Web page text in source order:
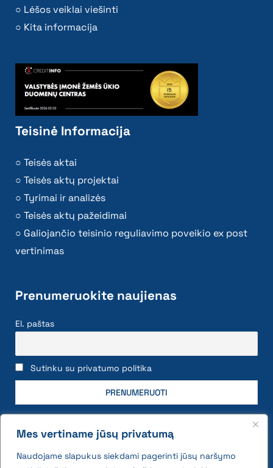
Mes vertiname jūsų privatumą
Naudojame slapukus siekdami pagerinti jūsų naršymo
Lėšos veiklai viešinti
Kita informacija
Teisinė Informacija
Teisės aktai
Teisės aktų projektai
Tyrimai ir analizės
Teisės aktų pažeidimai
Galiojančio teisinio reguliavimo poveikio ex post
vertinimas
Prenumeruokite naujienas
El. paštas
Sutinku su privatumo politika